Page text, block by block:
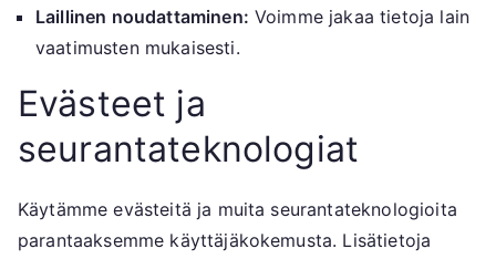
Laillinen noudattaminen: Voimme jakaa tietoja lain
vaatimusten mukaisesti.
Evästeet ja
seurantateknologiat
Käytämme evästeitä ja muita seurantateknologioita
parantaaksemme käyttäjäkokemusta. Lisätietoja